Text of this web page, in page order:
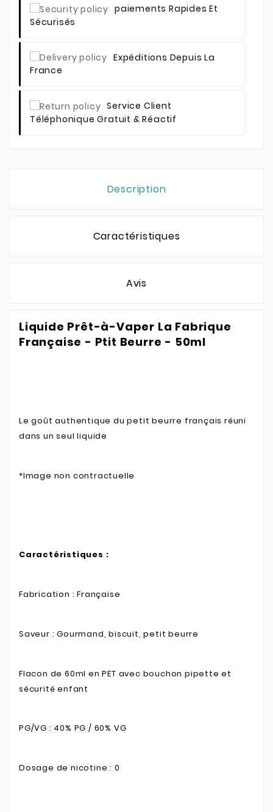
Paiements Rapides Et
Sécurisés
Expéditions Depuis La
France
Service Client
Téléphonique Gratuit & Réactif
Description
Caractéristiques
Avis
Liquide Prêt-à-Vaper La Fabrique
Française - Ptit Beurre - 50ml
Le goût authentique du petit beurre français réuni
dans un seul liquide
*Image non contractuelle
Caractéristiques :
Fabrication : Française
Saveur : Gourmand, biscuit, petit beurre
Flacon de 60ml en PET avec bouchon pipette et
sécurité enfant
PG/VG : 40% PG / 60% VG
Dosage de nicotine : 0